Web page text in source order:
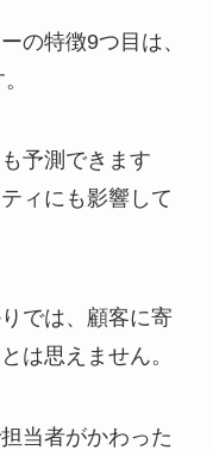
の特徴9つ目は、
予測できます
ィにも影響して
では、顧客に寄
は思えません。
当者がかわった